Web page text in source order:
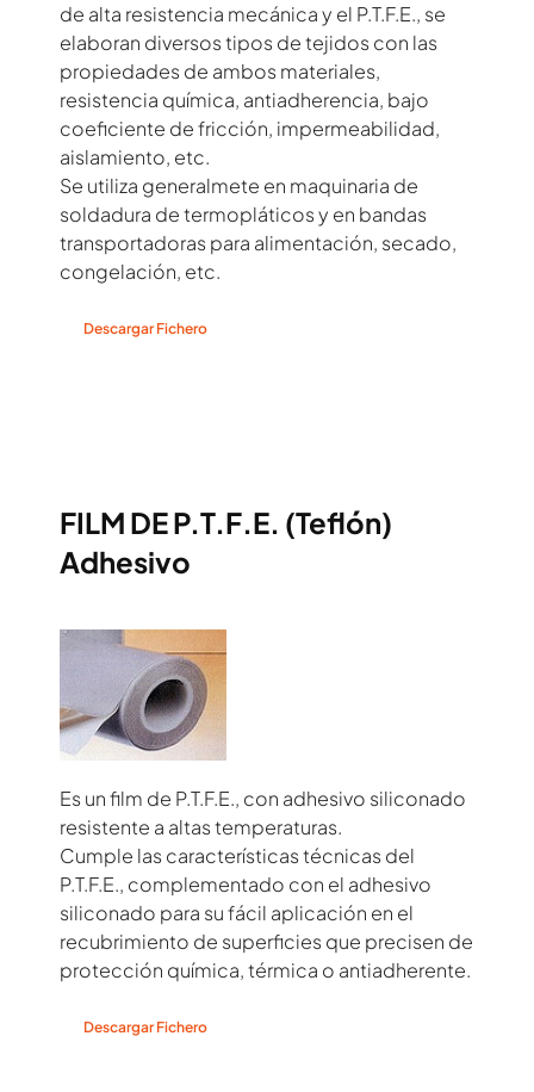
de alta resistencia mecánica y el P.T.F.E., se
elaboran diversos tipos de tejidos con las
propiedades de ambos materiales,
resistencia química, antiadherencia, bajo
coeficiente de fricción, impermeabilidad,
aislamiento, etc.
Se utiliza generalmete en maquinaria de
soldadura de termopláticos y en bandas
transportadoras para alimentación, secado,
congelación, etc.
Descargar Fichero
FILM DE P.T.F.E. (Teflón)
Adhesivo
Es un film de P.T.F.E., con adhesivo siliconado
resistente a altas temperaturas.
Cumple las características técnicas del
P.T.F.E., complementado con el adhesivo
siliconado para su fácil aplicación en el
recubrimiento de superficies que precisen de
protección química, térmica o antiadherente.
Descargar Fichero